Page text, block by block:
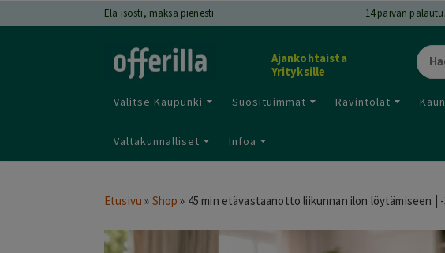
Elä isosti, maksa pienesti 14päivän
Ajankohtaista
Yrityksille
Valitse Kaupunki Suosituimmat Ravintolat
Valtakunnalliset Infoa
Etusivu » Shop » 45 min etävastaanotto liikunnan ilon löytämiseen |